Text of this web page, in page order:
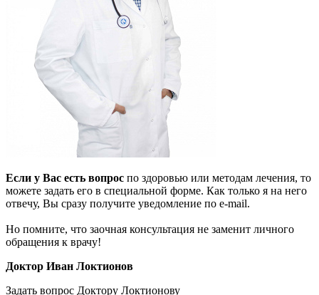
Если у Вас есть вопрос по здоровью или методам лечения, то
можете задать его в специальной форме. Как только я на него
отвечу, Вы сразу получите уведомление по e-mail.
Но помните, что заочная консультация не заменит личного
обращения к врачу!
Доктор Иван Локтионов
Задать вопрос Доктору Локтионову